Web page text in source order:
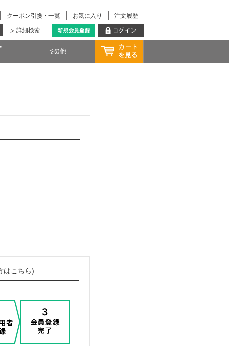
注文履歴
お気に入り
クーポン引換・一覧
詳細検索
はこちら)